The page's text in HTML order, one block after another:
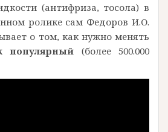
(антифриза, тосола) в
ролике сам Федоров И.О.
о том, как нужно менять
популярный (более 500.000